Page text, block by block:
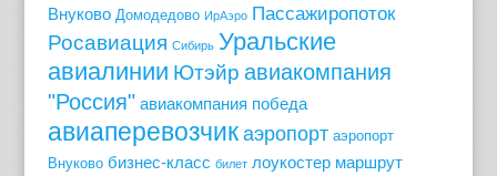
Внуково Домодедово ИрАэро Пассажиропоток
Росавиация Сибирь Уральские
авиалинии Ютэйр авиакомпания
"Россия" авиакомпания победа
авиаперевозчик аэропорт аэропорт
Внуково бизнес-класс билет лоукостер маршрут